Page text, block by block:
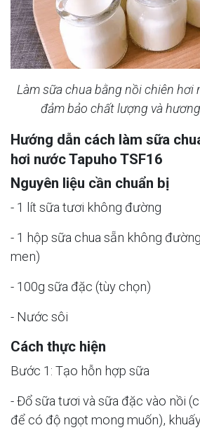
Làm sữa chua bằng nồi chiên hơi
đảm bảo chất lượng và
Hướng dẫn cách làm sữa
hơi nước Tapuho TSF16
Nguyên liệu cần chuẩn bị
- 1 lít sữa tươi không đường
- 1 hộp sữa chua sẵn không
men)
- 100g sữa đặc (tùy chọn)
- Nước sôi
Cách thực hiện
Bước 1: Tạo hỗn hợp sữa
- Đổ sữa tươi và sữa đặc vào nồi
để có độ ngọt mong muốn),